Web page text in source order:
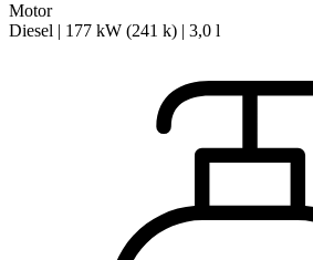
Motor
Diesel | 177 kW (241 k) | 3,0 l